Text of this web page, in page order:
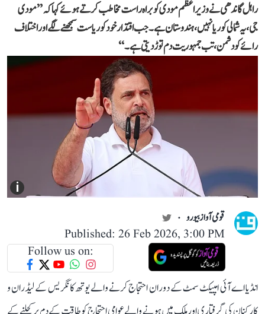
راہل گاندھی نے وزیر اعظم مودی کو براہ راست مخاطب کرتے ہوئے کہا کہ ’’مودی
جی، یہ شمالی کوریا نہیں، ہندوستان ہے۔ جب اقتدار خود کو ریاست سمجھنے لگے اور اختلاف
رائے کو دشمن، تب جمہوریت دم توڑ دیتی ہے۔‘‘
i
قومی آواز بیورو
Published: 26 Feb 2026, 3:00 PM
Follow us on:
انڈیا اے آئی امپیکٹ سمٹ کے دوران احتجاج کرنے والے یوتھ کانگریس کے لیڈران و